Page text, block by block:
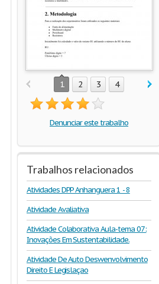
1 2 3 4
Denunciar este trabalho
Trabalhos relacionados
Atividades DPP Anhanguera 1 - 8
Atividade Avaliativa
Atividade Colaborativa Aula-tema 07:
Inovações Em Sustentabilidade.
Atividade De Auto Deswenvolvimento
Direito E Legislaçao